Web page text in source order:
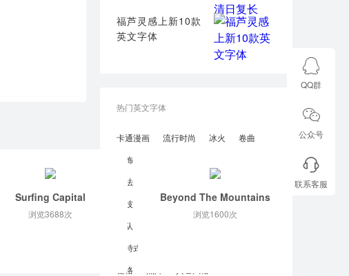
福芦灵感上新10款
英文字体
热门英文字体
卡通漫画 流行时尚 冰火
卷曲
装饰
书法
笔刷
科技
电子屏 矩形
打字机
军队
哥特式
栅格
Surfing Capital
浏览3688次
Beyond The Mountains
浏览1600次
QQ群
公众号
联系客服